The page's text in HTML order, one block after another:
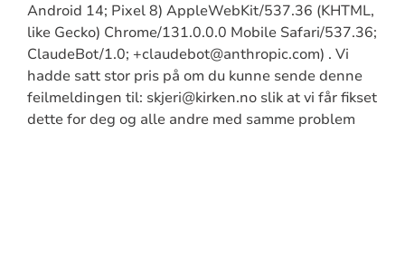
Android 14; Pixel 8) AppleWebKit/537.36 (KHTML,
like Gecko) Chrome/131.0.0.0 Mobile Safari/537.36;
ClaudeBot/1.0; +claudebot@anthropic.com) . Vi
hadde satt stor pris på om du kunne sende denne
feilmeldingen til: skjeri@kirken.no slik at vi får fikset
dette for deg og alle andre med samme problem